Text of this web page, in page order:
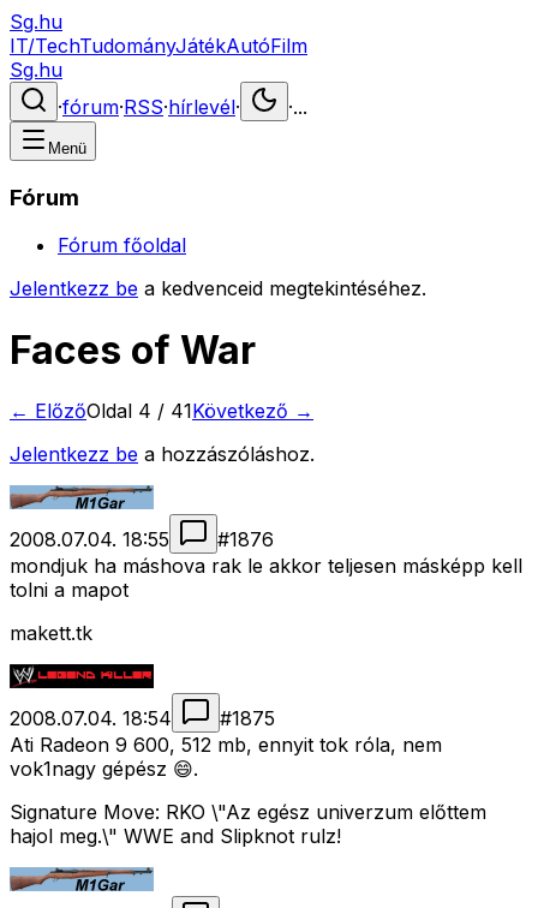
Sg.hu
IT/TechTudományJátékAutóFilm
Sg.hu
·fórum·RSS·hírlevél· ·...
Menü
Fórum
Fórum főoldal
Jelentkezz be a kedvenceid megtekintéséhez.
Faces of War
← ElőzőOldal 4 / 41Következő →
Jelentkezz be a hozzászóláshoz.
2008.07.04. 18:55 #1876
mondjuk ha máshova rak le akkor teljesen másképp kell
tolni a mapot
makett.tk
2008.07.04. 18:54 #1875
Ati Radeon 9 600, 512 mb, ennyit tok róla, nem
vok1nagy gépész 😄.
Signature Move: RKO \"Az egész univerzum előttem
hajol meg.\" WWE and Slipknot rulz!